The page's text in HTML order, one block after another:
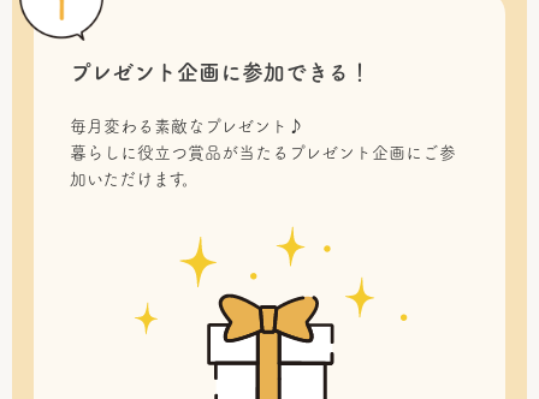
プレゼント企画に参加できる！
毎月変わる素敵なプレゼント♪
暮らしに役立つ賞品が当たるプレゼント企画にご参
加いただけます。